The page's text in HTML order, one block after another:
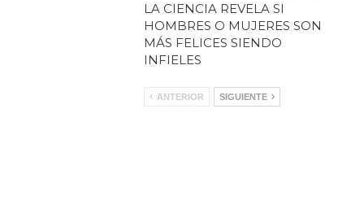
LA CIENCIA REVELA SI
HOMBRES O MUJERES SON
MÁS FELICES SIENDO
INFIELES
ANTERIOR SIGUIENTE